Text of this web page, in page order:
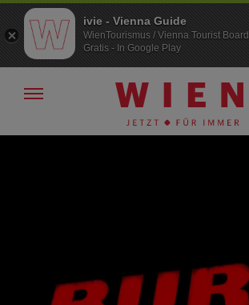
Zur
Zum
Navigation
ivie - Vienna Guide
WienTourismus / Vienna Tourist Board
Gratis - In Google Play